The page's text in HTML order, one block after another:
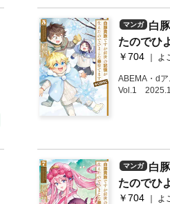
してもらえ
マノフ先生
行はマルシ
神々が祀られ
護を与えて
マンガ
白
たのでひ
ABEMA・d
ーズ累計45
弟の領地経
妃殿下へ献
たちに助っ
くりをする
ついた「シシ
み、ついに
マンガ
白
たのでひ